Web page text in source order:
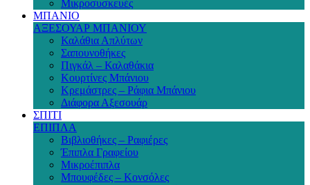
Μικροσυσκευές
ΜΠΑΝΙΟ
ΑΞΕΣΟΥΑΡ ΜΠΑΝΙΟΥ
Καλάθια Απλύτων
Σαπουνοθήκες
Πιγκάλ – Καλαθάκια
Κουρτίνες Μπάνιου
Κρεμάστρες – Ράφια Μπάνιου
Διάφορα Αξεσουάρ
ΣΠΙΤΙ
ΕΠΙΠΛΑ
Βιβλιοθήκες – Ραφιέρες
Έπιπλα Γραφείου
Μικροέπιπλα
Μπουφέδες – Κονσόλες